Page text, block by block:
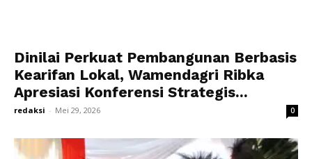
Dinilai Perkuat Pembangunan Berbasis
Kearifan Lokal, Wamendagri Ribka
Apresiasi Konferensi Strategis...
redaksi - Mei 29, 2026 0